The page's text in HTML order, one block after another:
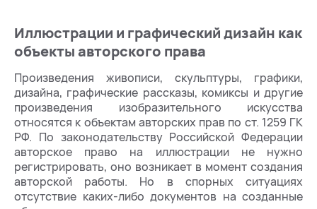
Иллюстрации и графический дизайн как
объекты авторского права
Произведения живописи, скульптуры, графики,
дизайна, графические рассказы, комиксы и другие
произведения изобразительного искусства
относятся к объектам авторских прав по ст. 1259 ГК
РФ. По законодательству Российской Федерации
авторское право на иллюстрации не нужно
регистрировать, оно возникает в момент создания
авторской работы. Но в спорных ситуациях
отсутствие каких-либо документов на созданные